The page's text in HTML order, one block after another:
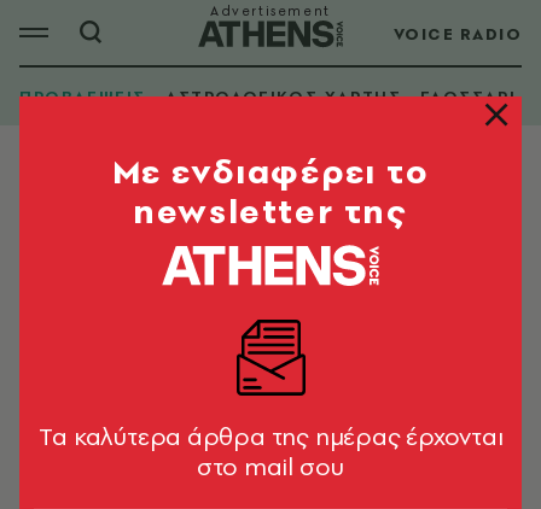
VOICE RADIO
ΠΡΟΒΛΕΨΕΙΣ ΑΣΤΡΟΛΟΓΙΚΟΣ ΧΑΡΤΗΣ ΓΛΩΣΣΑΡΙ
Mε ενδιαφέρει το
newsletter της
Tα καλύτερα άρθρα της ημέρας έρχονται
στο mail σου